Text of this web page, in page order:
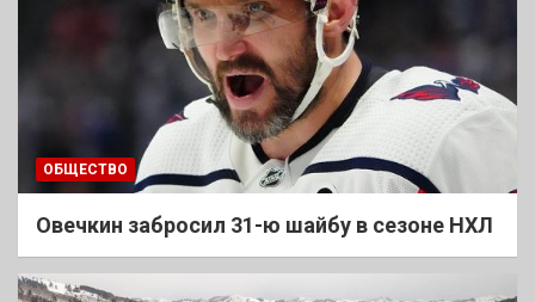
ОБЩЕСТВО
Овечкин забросил 31-ю шайбу в сезоне НХЛ